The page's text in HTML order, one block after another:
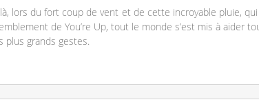
lors du fort coup de vent et de cette incroyable pluie,
de You’re Up, tout le monde s’est mis à aider
plus grands gestes.